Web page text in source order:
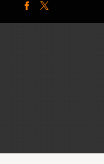
Facebook